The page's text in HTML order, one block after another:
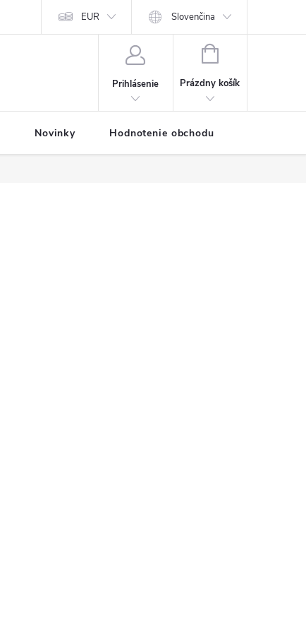
Predávané značky Prihlásenie affiliate partnera
EUR Slovenčina
Prihlásenie
NÁKUPNÝ
Prázdny košík
Novinky Hodnotenie obchodu